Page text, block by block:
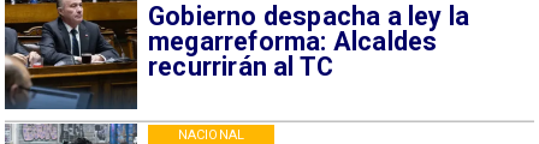
Gobierno despacha a ley la
megarreforma: Alcaldes
recurrirán al TC
NACIONAL